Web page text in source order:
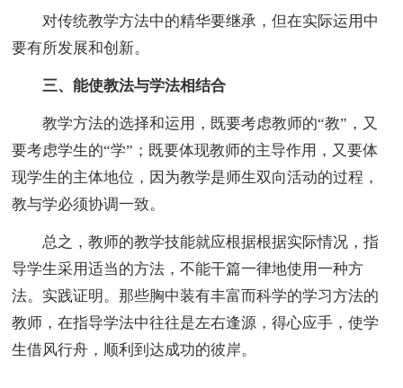
对传统教学方法中的精华要继承，但在实际运用中
要有所发展和创新。
三、能使教法与学法相结合
教学方法的选择和运用，既要考虑教师的“教”，又
要考虑学生的“学”；既要体现教师的主导作用，又要体
现学生的主体地位，因为教学是师生双向活动的过程，
教与学必须协调一致。
总之，教师的教学技能就应根据根据实际情况，指
导学生采用适当的方法，不能干篇一律地使用一种方
法。实践证明。那些胸中装有丰富而科学的学习方法的
教师，在指导学法中往往是左右逢源，得心应手，使学
生借风行舟，顺利到达成功的彼岸。